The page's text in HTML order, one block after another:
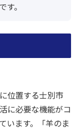
。
位置する士別市
に必要な機能がコ
います。「羊のま